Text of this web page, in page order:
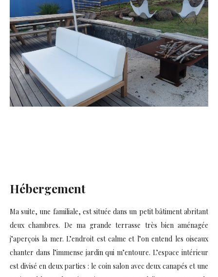
Hébergement
Ma suite, une familiale, est située dans un petit bâtiment abritant
deux chambres. De ma grande terrasse très bien aménagée
j’aperçois la mer. L’endroit est calme et l’on entend les oiseaux
chanter dans l’immense jardin qui m’entoure. L’espace intérieur
est divisé en deux parties : le coin salon avec deux canapés et une